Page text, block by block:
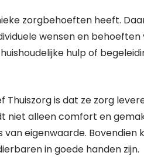
zorgbehoeften heeft.
wensen en
hulp of
is dat ze zorg
niet alleen comfort en
eigenwaarde. Bovendien
in goede handen zijn.